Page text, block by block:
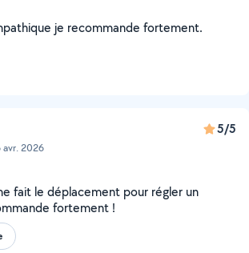
je recommande fortement.
2026
5/5
fait le déplacement pour régler un
fortement !